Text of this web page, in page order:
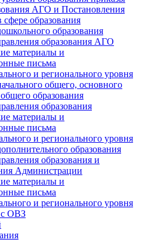
АГО и Постановления
образования
образования
образования АГО
материалы и
письма
и регионального уровня
общего, основного
образования
образования
материалы и
письма
и регионального уровня
образования
образования и
Администрации
материалы и
письма
и регионального уровня
с ОВЗ